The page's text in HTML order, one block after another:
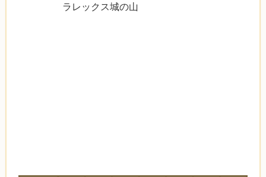
ラレックス城の山